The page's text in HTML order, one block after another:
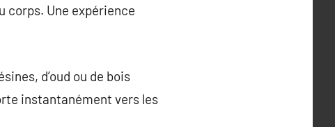
corps. Une expérience
d’oud ou de bois
instantanément vers les